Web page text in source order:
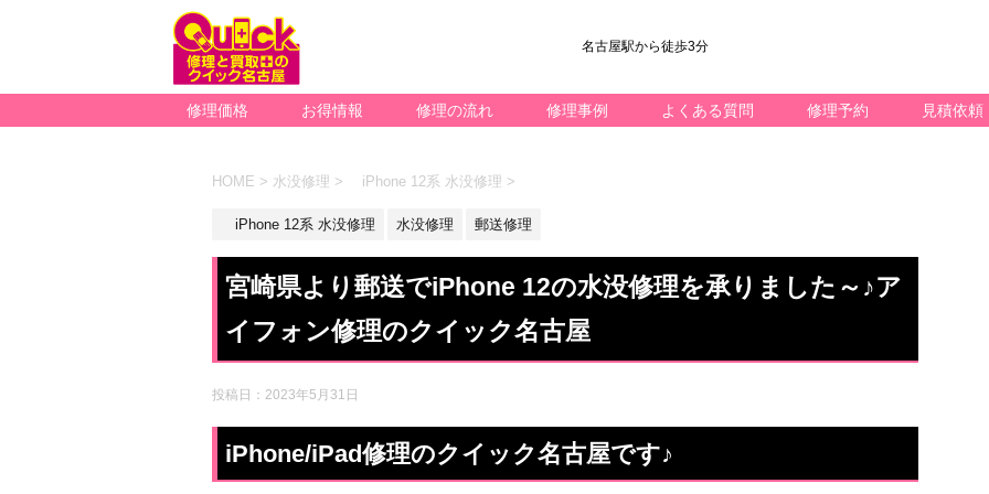
名古屋駅から徒歩3分
修理価格 お得情報 修理の流れ 修理事例 よくある質問 修理予約 見積依頼
HOME > 水没修理 > iPhone 12系 水没修理 >
iPhone 12系 水没修理 水没修理 郵送修理
宮崎県より郵送でiPhone 12の水没修理を承りました～♪ア
イフォン修理のクイック名古屋
投稿日： 2023年5月31日
iPhone/iPad修理のクイック名古屋です♪